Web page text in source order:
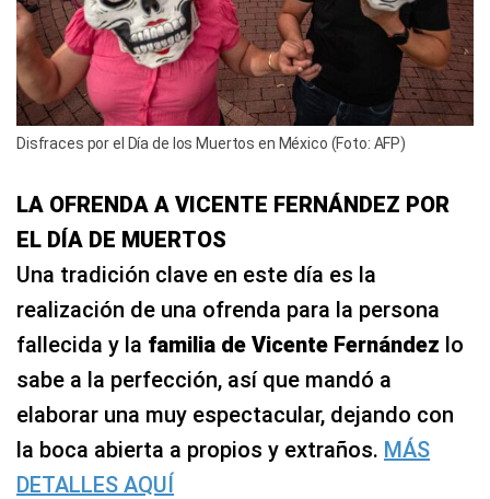
Disfraces por el Día de los Muertos en México (Foto: AFP)
LA OFRENDA A VICENTE FERNÁNDEZ POR
EL DÍA DE MUERTOS
Una tradición clave en este día es la
realización de una ofrenda para la persona
fallecida y la familia de Vicente Fernández lo
sabe a la perfección, así que mandó a
elaborar una muy espectacular, dejando con
la boca abierta a propios y extraños. MÁS
DETALLES AQUÍ